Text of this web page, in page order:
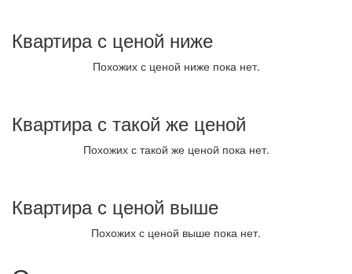
Квартира с ценой ниже
Похожих с ценой ниже пока нет.
Квартира с такой же ценой
Похожих с такой же ценой пока нет.
Квартира с ценой выше
Похожих с ценой выше пока нет.